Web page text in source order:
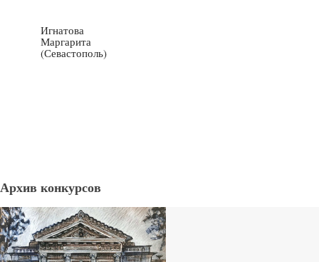
Игнатова
Маргарита
(Севастополь)
Архив конкурсов